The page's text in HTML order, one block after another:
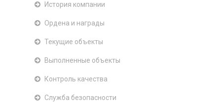
История компании
Ордена и награды
Текущие объекты
Выполненные объекты
Контроль качества
Служба безопасности